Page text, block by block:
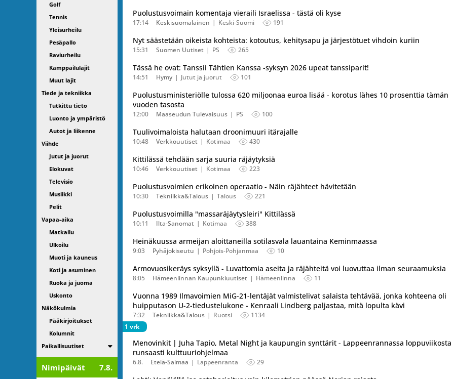
Golf
Tennis
Yleisurheilu
Pesäpallo
Raviurheilu
Kamppailulajit
Muut lajit
Tiede ja tekniikka
Tutkittu tieto
Luonto ja ympäristö
Autot ja liikenne
Viihde
Jutut ja juorut
Elokuvat
Televisio
Musiikki
Pelit
Vapaa-aika
Matkailu
Ulkoilu
Muoti ja kauneus
Koti ja asuminen
Ruoka ja juoma
Uskonto
Näkökulmia
Pääkirjoitukset
Kolumnit
Paikallisuutiset
Listaa alakategoriat
Nimipäivät 7.8.
Puolustusvoimain komentaja vieraili Israelissa - tästä oli kyse
17:14 Keskisuomalainen Keski-Suomi 191
Nyt säästetään oikeista kohteista: kotoutus, kehitysapu ja järjestötuet vihdoin kuriin
15:31 Suomen Uutiset PS 265
Tässä he ovat: Tanssii Tähtien Kanssa -syksyn 2026 upeat tanssiparit!
14:51 Hymy Jutut ja juorut 101
Puolustusministeriölle tulossa 620 miljoonaa euroa lisää - korotus lähes 10 prosenttia tämän
vuoden tasosta
12:00 Maaseudun Tulevaisuus PS 100
Tuulivoimaloista halutaan droonimuuri itärajalle
10:48 Verkkouutiset Kotimaa 430
Kittilässä tehdään sarja suuria räjäytyksiä
10:46 Verkkouutiset Kotimaa 223
Puolustusvoimien erikoinen operaatio - Näin räjähteet hävitetään
10:30 Tekniikka&Talous Talous 221
Puolustusvoimilla "massaräjäytysleiri" Kittilässä
10:11 Ilta-Sanomat Kotimaa 388
Heinäkuussa armeijan aloittaneilla sotilasvala lauantaina Keminmaassa
9:03 Pyhäjokiseutu Pohjois-Pohjanmaa 10
Armovuosikeräys syksyllä - Luvattomia aseita ja räjähteitä voi luovuttaa ilman seuraamuksia
8:05 Hämeenlinnan Kaupunkiuutiset Hämeenlinna 11
Vuonna 1989 Ilmavoimien MiG-21-lentäjät valmistelivat salaista tehtävää, jonka kohteena oli
huipputason U-2-tiedustelukone - Kenraali Lindberg paljastaa, mitä lopulta kävi
7:32 Tekniikka&Talous Ruotsi
1134
1 vrk
Menovinkit | Juha Tapio, Metal Night ja kaupungin synttärit - Lappeenrannassa loppuviikosta
runsaasti kulttuuriohjelmaa
6.8. Etelä-Saimaa Lappeenranta 29